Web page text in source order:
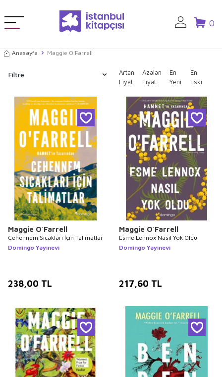
0
Anasayfa Maggie O`Farrell
Filtre
Artan
Fiyat
Azalan
Fiyat
En
Yeni
En
Eski
Maggie O`Farrell
Cehennem Sıcakları İçin Talimatlar
Domingo Yayınevi
238,00 TL
Maggie O`Farrell
Esme Lennox Nasıl Yok Oldu
Domingo Yayınevi
217,60 TL